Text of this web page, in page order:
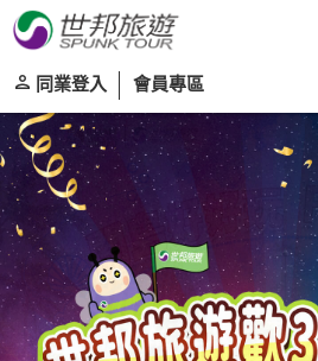
同業登入 會員專區